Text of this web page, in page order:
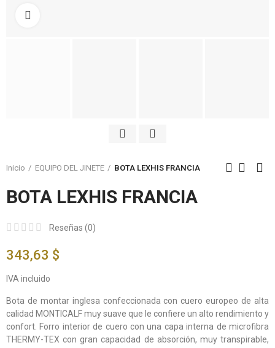
Inicio EQUIPO DEL JINETE BOTA LEXHIS FRANCIA
BOTA LEXHIS FRANCIA
Reseñas (0)
343,63 $
IVA incluido
Bota de montar inglesa confeccionada con cuero europeo de alta
calidad MONTICALF muy suave que le confiere un alto rendimiento y
confort. Forro interior de cuero con una capa interna de microfibra
THERMY-TEX con gran capacidad de absorción, muy transpirable,